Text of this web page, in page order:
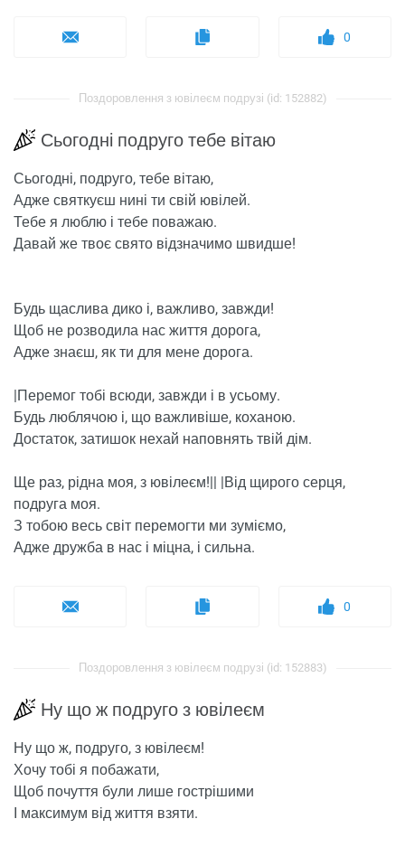
0
Поздоровлення з ювілеєм подрузі (id: 152882)
Сьогодні подруго тебе вітаю
Сьогодні, подруго, тебе вітаю,
Адже святкуєш нині ти свій ювілей.
Тебе я люблю і тебе поважаю.
Давай же твоє свято відзначимо швидше!
Будь щаслива дико і, важливо, завжди!
Щоб не розводила нас життя дорога,
Адже знаєш, як ти для мене дорога.
|Перемог тобі всюди, завжди і в усьому.
Будь люблячою і, що важливіше, коханою.
Достаток, затишок нехай наповнять твій дім.
Ще раз, рідна моя, з ювілеєм!|| |Від щирого серця,
подруга моя.
З тобою весь світ перемогти ми зуміємо,
Адже дружба в нас і міцна, і сильна.
0
Поздоровлення з ювілеєм подрузі (id: 152883)
Ну що ж подруго з ювілеєм
Ну що ж, подруго, з ювілеєм!
Хочу тобі я побажати,
Щоб почуття були лише гострішими
І максимум від життя взяти.